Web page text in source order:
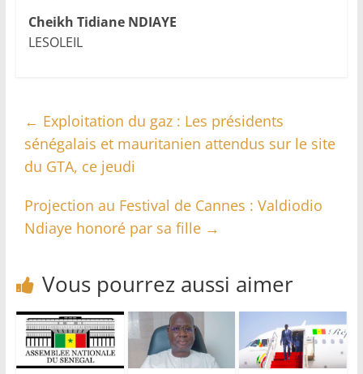
Cheikh Tidiane NDIAYE
LESOLEIL
← Exploitation du gaz : Les présidents
sénégalais et mauritanien attendus sur le site
du GTA, ce jeudi
Projection au Festival de Cannes : Valdiodio
Ndiaye honoré par sa fille →
Vous pourrez aussi aimer